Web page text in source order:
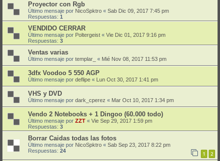
Proyector con Rgb
Último mensaje por NicoSpktro « Sab Dic 09, 2017 7:45 pm
Respuestas: 1
VENDIDO CERRAR
Último mensaje por Poltergeist « Vie Dic 01, 2017 9:16 pm
Respuestas: 3
Ventas varias
Último mensaje por templar_ « Mié Nov 08, 2017 11:53 pm
3dfx Voodoo 5 550 AGP
Último mensaje por deflipe « Lun Oct 30, 2017 1:41 pm
VHS y DVD
Último mensaje por dark_cperez « Mar Oct 10, 2017 1:34 pm
Vendo 2 Notebooks + 1 Dingoo (60.000 todo)
Último mensaje por ZZT « Vie Sep 29, 2017 1:59 pm
Respuestas: 3
Borrar Caidas todas las fotos
Último mensaje por NicoSpktro « Sab Sep 23, 2017 8:22 pm
Respuestas: 24 1 2